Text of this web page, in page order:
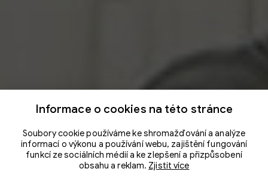
Informace o cookies na této stránce
Soubory cookie používáme ke shromažďování a analýze
informací o výkonu a používání webu, zajištění fungování
funkcí ze sociálních médií a ke zlepšení a přizpůsobení
obsahu a reklam. Zjistit více